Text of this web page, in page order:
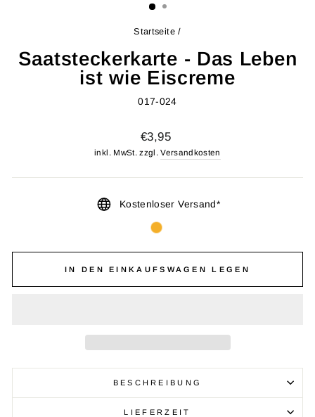
Startseite /
Saatsteckerkarte - Das Leben
ist wie Eiscreme
017-024
Normaler
Preis
€3,95
inkl. MwSt. zzgl.Versandkosten
Kostenloser Versand*
IN DEN EINKAUFSWAGEN LEGEN
BESCHREIBUNG
LIEFERZEIT